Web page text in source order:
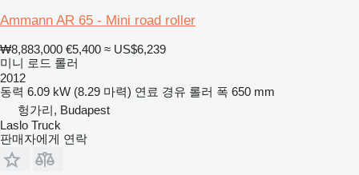
Ammann AR 65 - Mini road roller
₩8,883,000 €5,400 ≈ US$6,239
미니 로드 롤러
2012
동력 6.09 kW (8.29 마력) 연료 경유 롤러 폭 650 mm
헝가리, Budapest
Laslo Truck
판매자에게 연락